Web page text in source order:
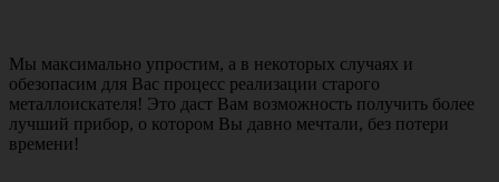
Мы максимально упростим, а в некоторых случаях и
обезопасим для Вас процесс реализации старого
металлоискателя! Это даст Вам возможность получить более
лучший прибор, о котором Вы давно мечтали, без потери
времени!